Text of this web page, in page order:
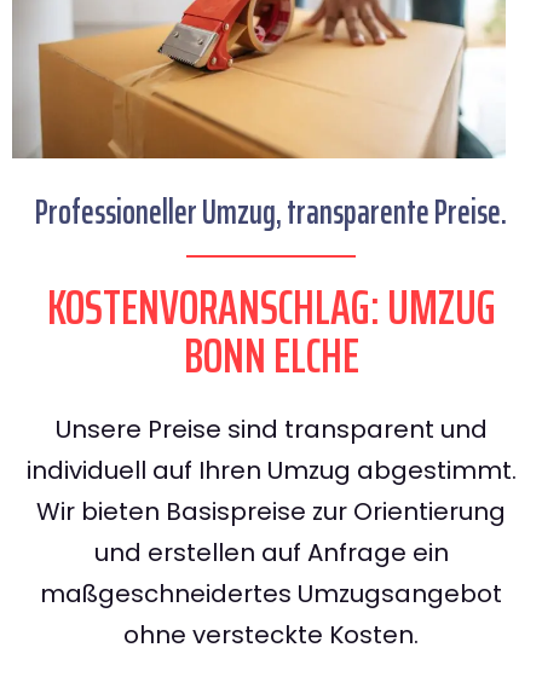
Professioneller Umzug, transparente Preise.
KOSTENVORANSCHLAG: UMZUG
BONN ELCHE
Unsere Preise sind transparent und
individuell auf Ihren Umzug abgestimmt.
Wir bieten Basispreise zur Orientierung
und erstellen auf Anfrage ein
maßgeschneidertes Umzugsangebot
ohne versteckte Kosten.